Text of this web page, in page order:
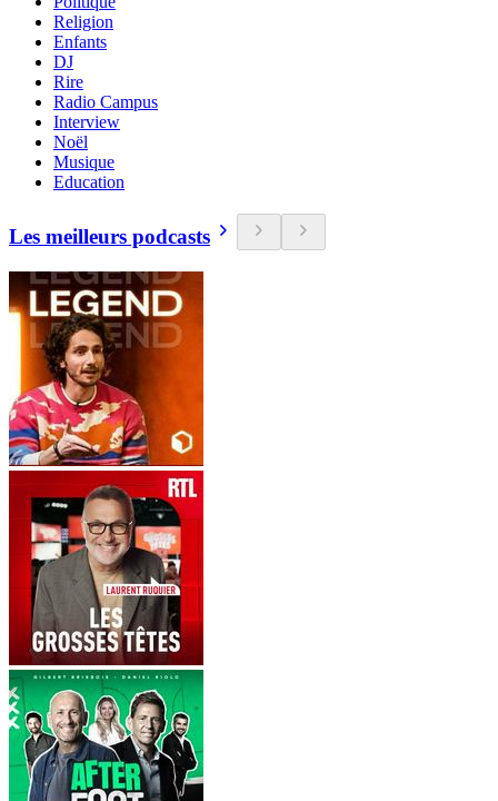
Religion
Enfants
DJ
Rire
Radio Campus
Interview
Noël
Musique
Education
Les meilleurs podcasts